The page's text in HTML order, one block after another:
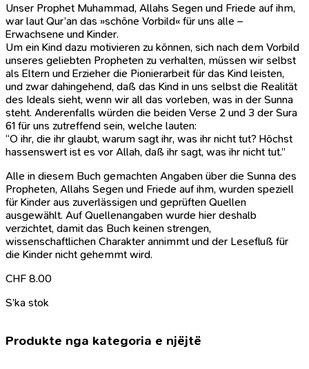
Unser Prophet Muhammad, Allahs Segen und Friede auf ihm,
war laut Qur’an das »schöne Vorbild« für uns alle –
Erwachsene und Kinder.
Um ein Kind dazu motivieren zu können, sich nach dem Vorbild
unseres geliebten Propheten zu verhalten, müssen wir selbst
als Eltern und Erzieher die Pionierarbeit für das Kind leisten,
und zwar dahingehend, daß das Kind in uns selbst die Realität
des Ideals sieht, wenn wir all das vorleben, was in der Sunna
steht. Anderenfalls würden die beiden Verse 2 und 3 der Sura
61 für uns zutreffend sein, welche lauten:
“O ihr, die ihr glaubt, warum sagt ihr, was ihr nicht tut? Höchst
hassenswert ist es vor Allah, daß ihr sagt, was ihr nicht tut.”
Alle in diesem Buch gemachten Angaben über die Sunna des
Propheten, Allahs Segen und Friede auf ihm, wurden speziell
für Kinder aus zuverlässigen und geprüften Quellen
ausgewählt. Auf Quellenangaben wurde hier deshalb
verzichtet, damit das Buch keinen strengen,
wissenschaftlichen Charakter annimmt und der Lesefluß für
die Kinder nicht gehemmt wird.
CHF 8.00
S’ka stok
Produkte nga kategoria e njëjtë